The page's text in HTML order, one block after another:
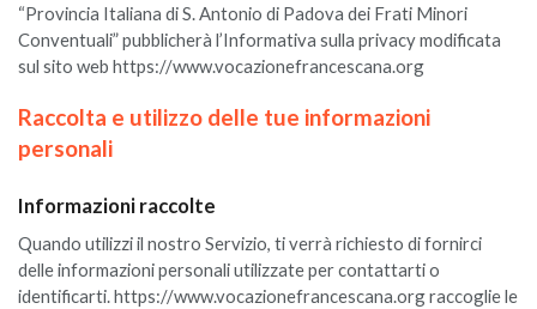
“Provincia Italiana di S. Antonio di Padova dei Frati Minori
Conventuali” pubblicherà l’Informativa sulla privacy modificata
sul sito web https://www.vocazionefrancescana.org
Raccolta e utilizzo delle tue informazioni
personali
Informazioni raccolte
Quando utilizzi il nostro Servizio, ti verrà richiesto di fornirci
delle informazioni personali utilizzate per contattarti o
identificarti. https://www.vocazionefrancescana.org raccoglie le